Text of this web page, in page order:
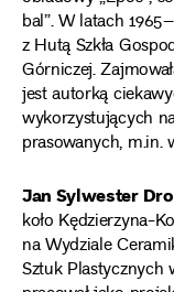
bal”. W latach
z Hutą Szkła
Górniczej.
jest autorką
wykorzystujących
prasowanych, m.in.
Jan Sylwester
koło Kędzierzyna-
na Wydziale
Sztuk Plastycznych